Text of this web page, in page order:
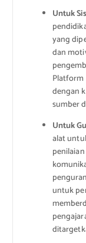
Untuk
yang
dan
dengan
sumber
Untuk
alat
untuk